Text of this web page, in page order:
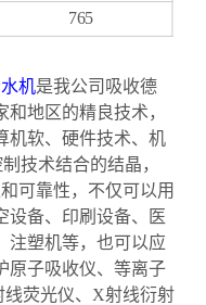
765
机是我公司吸收德
地区的精良技术，
机软、硬件技术、机
技术结合的结晶，
可靠性，不仅可以用
设备、印刷设备、医
注塑机等，也可以应
原子吸收仪、等离子
荧光仪、X射线衍射